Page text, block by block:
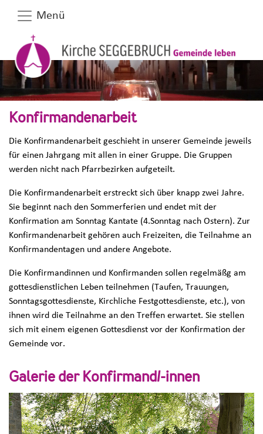
Menü
Konfirmandenarbeit
Die Konfirmandenarbeit geschieht in unserer Gemeinde jeweils
für einen Jahrgang mit allen in einer Gruppe. Die Gruppen
werden nicht nach Pfarrbezirken aufgeteilt.
Die Konfirmandenarbeit erstreckt sich über knapp zwei Jahre.
Sie beginnt nach den Sommerferien und endet mit der
Konfirmation am Sonntag Kantate (4.Sonntag nach Ostern). Zur
Konfirmandenarbeit gehören auch Freizeiten, die Teilnahme an
Konfirmandentagen und andere Angebote.
Die Konfirmandinnen und Konfirmanden sollen regelmäßg am
gottesdienstlichen Leben teilnehmen (Taufen, Trauungen,
Sonntagsgottesdienste, Kirchliche Festgottesdienste, etc.), von
ihnen wird die Teilnahme an den Treffen erwartet. Sie stellen
sich mit einem eigenen Gottesdienst vor der Konfirmation der
Gemeinde vor.
Galerie der Konfirmand/-innen